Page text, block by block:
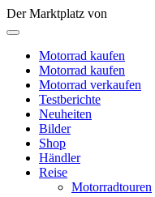
Der Marktplatz von
Motorrad kaufen
Motorrad kaufen
Motorrad verkaufen
Testberichte
Neuheiten
Bilder
Shop
Händler
Reise
Motorradtouren